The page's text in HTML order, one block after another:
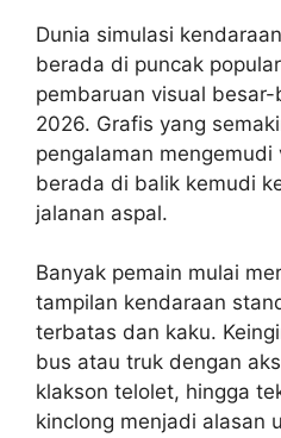
Dunia simulasi
berada di puncak
pembaruan visual
2026. Grafis yang
pengalaman
berada di balik kemudi
jalanan aspal.
Banyak pemain mulai
tampilan kendaraan
terbatas dan kaku.
bus atau truk dengan
klakson telolet, hingga
kinclong menjadi alasan